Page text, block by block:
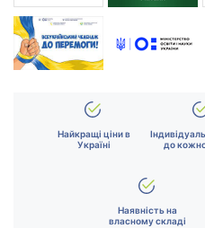
Найкращі ціни в
Україні
до
Наявність на
власному складі